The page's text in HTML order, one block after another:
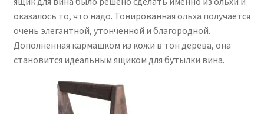
оказалось то, что надо. Тонированная ольха получается
очень элегантной, утонченной и благородной.
Дополненная кармашком из кожи в тон дерева, она
становится идеальным ящиком для бутылки вина.